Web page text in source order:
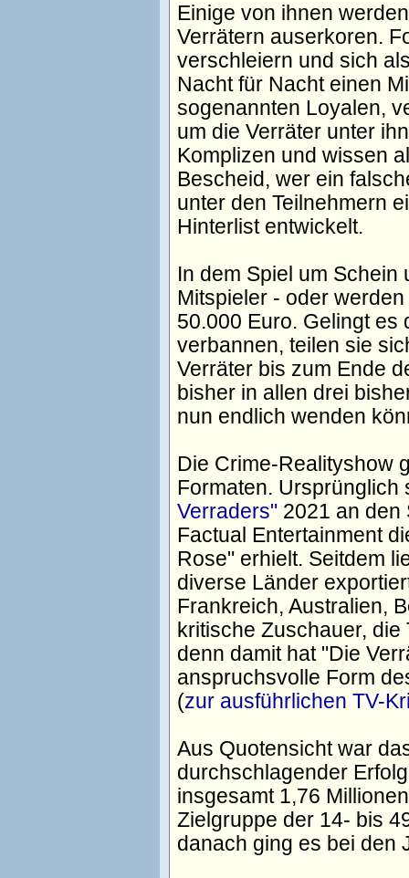
Einige von ihnen
Verrätern auserkoren.
verschleiern und sich
Nacht für Nacht einen
sogenannten Loyalen,
um die Verräter unter
Komplizen und wissen
Bescheid, wer ein
unter den Teilnehmern
Hinterlist entwickelt.
In dem Spiel um
Mitspieler - oder
50.000 Euro. Gelingt es
verbannen, teilen sie
Verräter bis zum Ende
bisher in allen drei
nun endlich wenden
Die Crime-Realityshow
Formaten.
Verraders" 2021 an den
Factual Entertainment
Rose" erhielt. Seitdem
diverse Länder
Frankreich, Australien,
kritische Zuschauer,
denn damit hat "Die
anspruchsvolle Form
(zur ausführlichen TV-
Aus Quotensicht war
durchschlagender
insgesamt 1,76
Zielgruppe der 14- bis
danach ging es bei den